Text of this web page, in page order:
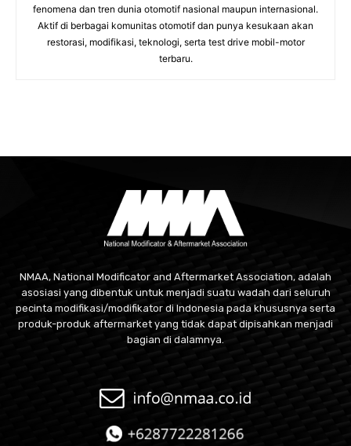
fenomena dan tren dunia otomotif nasional maupun internasional.
Aktif di berbagai komunitas otomotif dan punya kesukaan akan
restorasi, modifikasi, teknologi, serta test drive mobil-motor
terbaru.
NMAA, National Modificator and Aftermarket Association, adalah
asosiasi yang dibentuk untuk menjadi suatu wadah dari seluruh
pecinta modifikasi/modifikator di Indonesia pada khususnya serta
produk-produk aftermarket yang tidak dapat dipisahkan menjadi
bagian di dalamnya.